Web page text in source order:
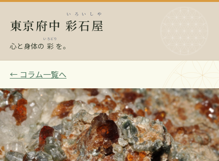
東京府中 彩石屋
いろいしや
心と身体の 彩
いろどり
を。
← コラム一覧へ